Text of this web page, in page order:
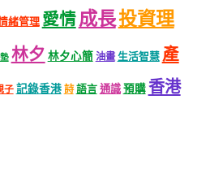
緒管理 愛情成長投資理
林夕 林夕心簡 油畫 生活智慧 產
子 記錄香港 詩 語言通識預購香港